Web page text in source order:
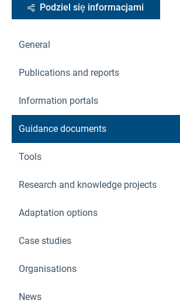
Podziel się informacjami
General
Publications and reports
Information portals
Guidance documents
Tools
Research and knowledge projects
Adaptation options
Case studies
Organisations
News